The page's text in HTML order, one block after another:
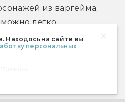
Находясь на сайте вы
персональных
из варгейма,
легко
игре. У карточек
описания